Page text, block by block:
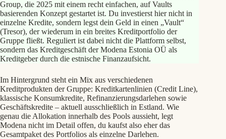
Group, die 2025 mit einem recht einfachen, auf Vaults
basierenden Konzept gestartet ist. Du investierst hier nicht in
einzelne Kredite, sondern legst dein Geld in einen „Vault“
(Tresor), der wiederum in ein breites Kreditportfolio der
Gruppe fließt. Reguliert ist dabei nicht die Plattform selbst,
sondern das Kreditgeschäft der Modena Estonia OÜ als
Kreditgeber durch die estnische Finanzaufsicht.
Im Hintergrund steht ein Mix aus verschiedenen
Kreditprodukten der Gruppe: Kreditkartenlinien (Credit Line),
klassische Konsumkredite, Refinanzierungsdarlehen sowie
Geschäftskredite – aktuell ausschließlich in Estland. Wie
genau die Allokation innerhalb des Pools aussieht, legt
Modena nicht im Detail offen, du kaufst also eher das
Gesamtpaket des Portfolios als einzelne Darlehen.